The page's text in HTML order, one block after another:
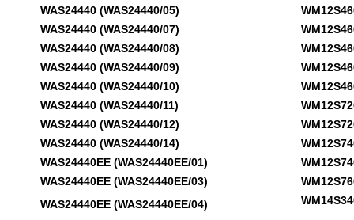
WAS24440 (WAS24440/05)
WAS24440 (WAS24440/07)
WAS24440 (WAS24440/08)
WAS24440 (WAS24440/09)
WAS24440 (WAS24440/10)
WAS24440 (WAS24440/11)
WAS24440 (WAS24440/12)
WAS24440 (WAS24440/14)
WAS24440EE (WAS24440EE/01)
WAS24440EE (WAS24440EE/03)
WAS24440EE (WAS24440EE/04)